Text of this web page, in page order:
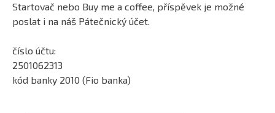
Startovač nebo Buy me a coffee, příspěvek je možné
poslat i na náš Pátečnický účet.
číslo účtu:
2501062313
kód banky 2010 (Fio banka)